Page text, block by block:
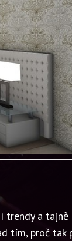
trendy a
tím, proč tak